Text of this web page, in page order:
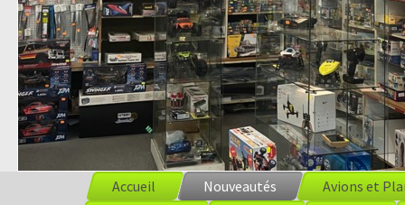
Accueil Nouveautés
Avions et